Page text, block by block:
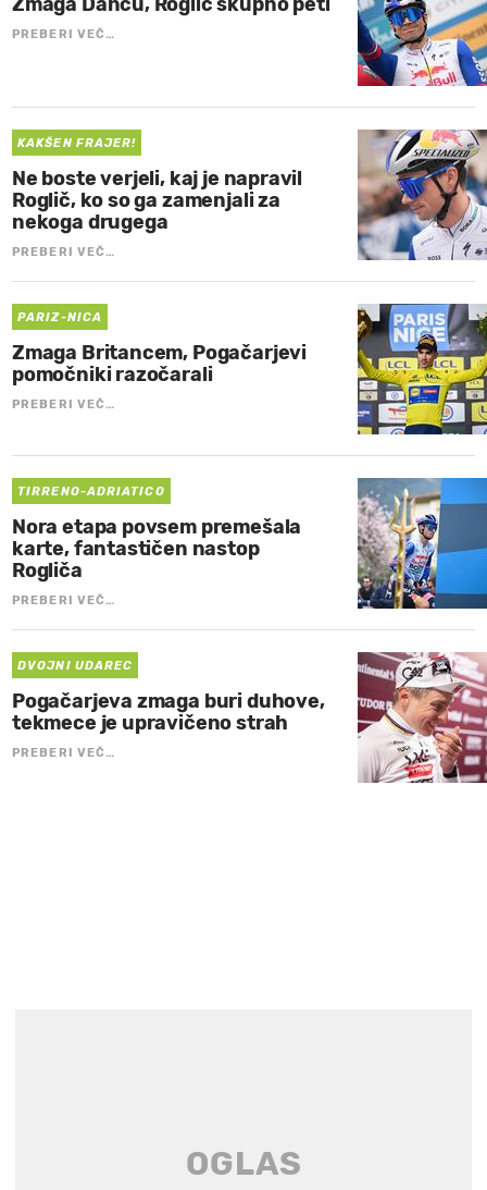
PREBERI VEČ…
KAKŠEN FRAJER!
Ne boste verjeli, kaj je napravil
Roglič, ko so ga zamenjali za
nekoga drugega
PREBERI VEČ…
PARIZ-NICA
Zmaga Britancem, Pogačarjevi
pomočniki razočarali
PREBERI VEČ…
TIRRENO-ADRIATICO
Nora etapa povsem premešala
karte, fantastičen nastop
Rogliča
PREBERI VEČ…
DVOJNI UDAREC
Pogačarjeva zmaga buri duhove,
tekmece je upravičeno strah
PREBERI VEČ…